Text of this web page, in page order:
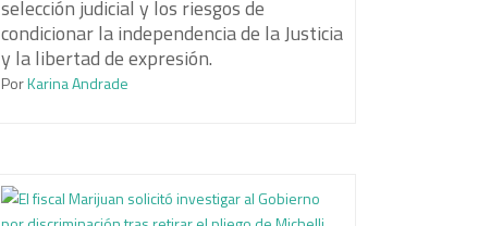
selección judicial y los riesgos de
condicionar la independencia de la Justicia
y la libertad de expresión.
PorKarina Andrade